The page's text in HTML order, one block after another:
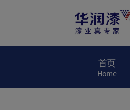
首页
Home